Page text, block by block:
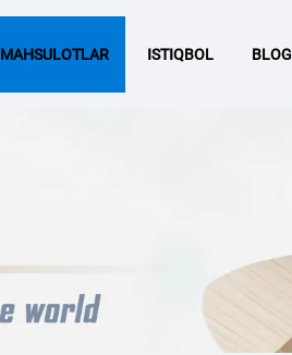
MAHSULOTLAR ISTIQBOL BLOG